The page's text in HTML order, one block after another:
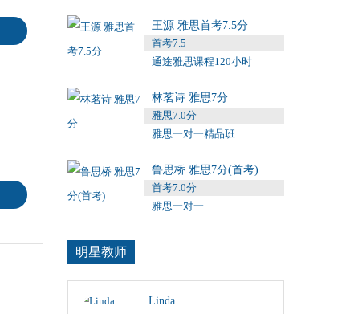
王源 雅思首考7.5分
首考7.5
通途雅思课程120小时
林茗诗 雅思7分
雅思7.0分
雅思一对一精品班
鲁思桥 雅思7分(首考)
首考7.0分
雅思一对一
明星教师
Linda